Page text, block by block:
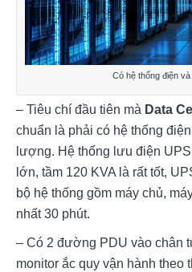
Có hệ thống điện
– Tiêu chí đầu tiên mà Data
chuẩn là phải có hệ thống
lượng. Hệ thống lưu điện
lớn, tầm 120 KVA là rất tốt,
bộ hệ thống gồm máy chủ,
nhất 30 phút.
– Có 2 đường PDU vào chân
monitor ắc quy vận hành theo